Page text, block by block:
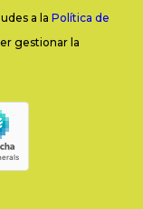
a la Política de
gestionar la